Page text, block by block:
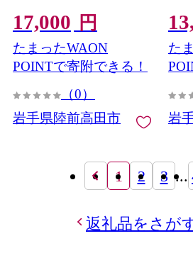
き焼き風包み蒸し ほたて
おかず 簡単
17,000 円
たまったWAON
POINTで寄附できる！
（0）
岩手県陸前高田市
か
鮮
た
岩
1 2 3 ...
返礼品をさが